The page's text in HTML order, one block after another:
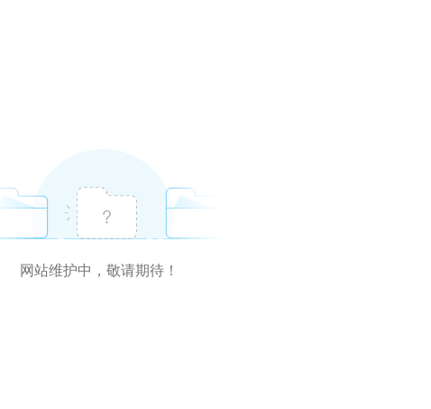
网站维护中，敬请期待！